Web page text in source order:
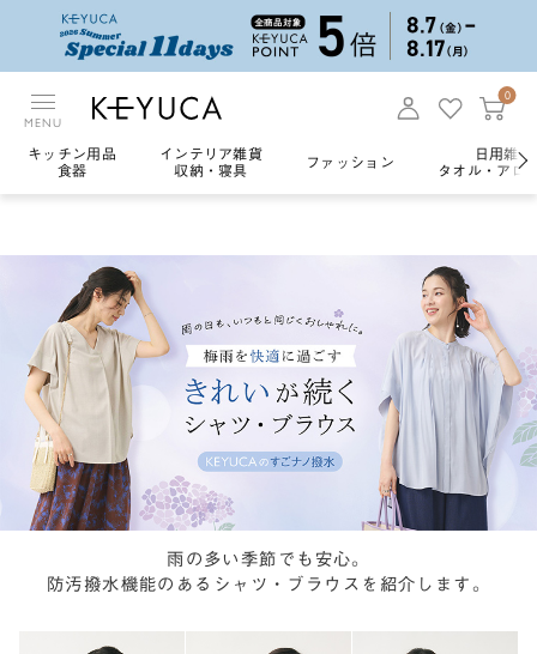
MENU
0
キッチン用品
食器
インテリア雑貨
収納・寝具
ファッション
日用雑貨
タオル・アロ
雨の多い季節でも安心。
防汚撥水機能のあるシャツ・ブラウスを紹介します。